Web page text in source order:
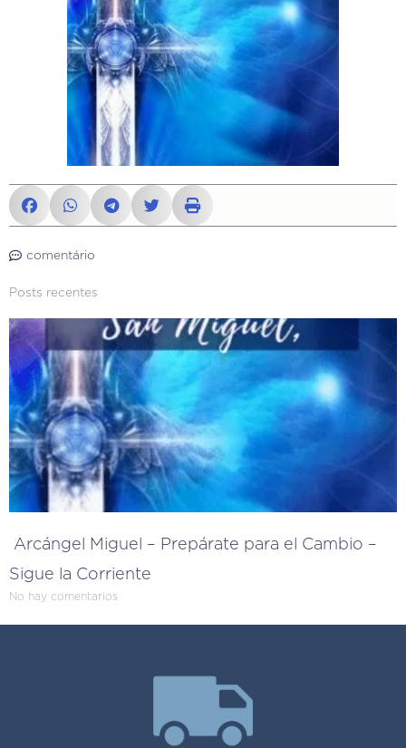
comentário
Posts recentes
Arcángel Miguel – Prepárate para el Cambio –
Sigue la Corriente
No hay comentarios